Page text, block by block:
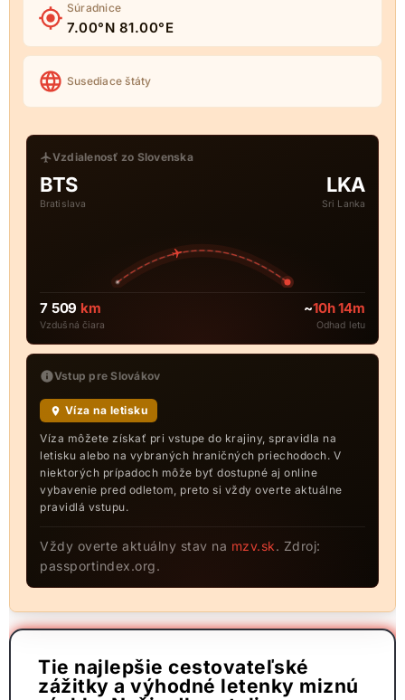
Súradnice
7.00°N 81.00°E
Susediace štáty
Vzdialenosť zo Slovenska
BTS
Bratislava
LKA
Sri Lanka
7 509 km
Vzdušná čiara
~10h 14m
Odhad letu
Vstup pre Slovákov
Víza na letisku
Víza môžete získať pri vstupe do krajiny, spravidla na
letisku alebo na vybraných hraničných priechodoch. V
niektorých prípadoch môže byť dostupné aj online
vybavenie pred odletom, preto si vždy overte aktuálne
pravidlá vstupu.
Vždy overte aktuálny stav na mzv.sk. Zdroj:
passportindex.org.
Tie najlepšie cestovateľské
zážitky a výhodné letenky miznú